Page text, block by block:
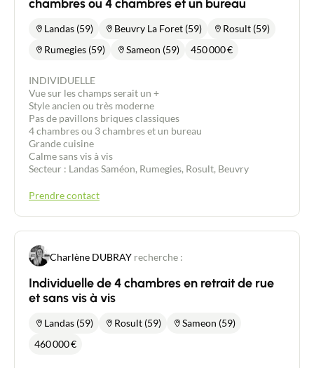
chambres ou 4 chambres et un bureau
Landas (59) Beuvry La Foret (59)
Rosult (59)
Rumegies (59)
Sameon (59) 450 000€
INDIVIDUELLE
Vue sur les champs serait un +
Style ancien ou très moderne
Pas de pavillons briques classiques
4 chambres ou 3 chambres et un bureau
Grande cuisine
Calme sans vis à vis
Secteur : Landas Saméon, Rumegies, Rosult, Beuvry
Prendre contact
Charlène DUBRAY recherche :
Individuelle de 4 chambres en retrait de rue
et sans vis à vis
Landas (59) Rosult (59)
Sameon (59)
460 000€